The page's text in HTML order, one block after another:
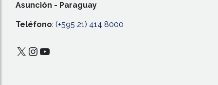
Asunción - Paraguay
Teléfono: (+595 21) 414 8000
X Instagram
YouTube